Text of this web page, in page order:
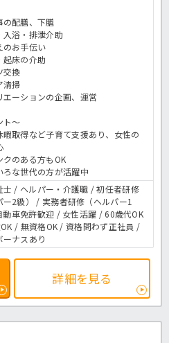
配膳、下膳
浴・排泄介助
お手伝い
床の介助
換
掃
ーションの企画、運営
ト～
取得など子育て支援あり、女性の
のある方もOK
な世代の方が活躍中
士 / ヘルパー・介護職 / 初任者研修
ー2級） / 実務者研修（ヘルパー1
動車免許歓迎 / 女性活躍 / 60歳代OK
/ 無資格OK / 資格問わず正社員 /
ーナスあり
詳細を見る